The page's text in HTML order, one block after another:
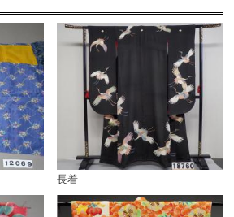
長着